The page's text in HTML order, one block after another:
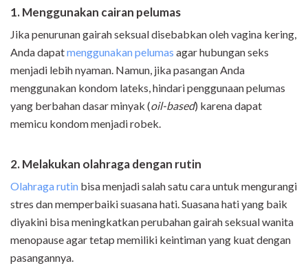
1. Menggunakan cairan pelumas
Jika penurunan gairah seksual disebabkan oleh vagina kering,
Anda dapatmenggunakan pelumas agar hubungan seks
menjadi lebih nyaman. Namun, jika pasangan Anda
menggunakan kondom lateks, hindari penggunaan pelumas
yang berbahan dasar minyak (oil-based) karena dapat
memicu kondom menjadi robek.
2. Melakukan olahraga dengan rutin
Olahraga rutin bisa menjadi salah satu cara untuk mengurangi
stres dan memperbaiki suasana hati. Suasana hati yang baik
diyakini bisa meningkatkan perubahan gairah seksual wanita
menopause agar tetap memiliki keintiman yang kuat dengan
pasangannya.